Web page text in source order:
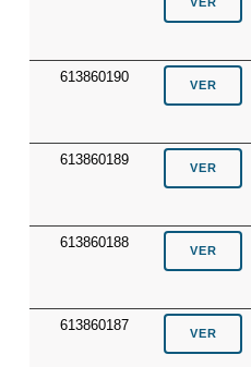
613860190
613860189
613860188
613860187